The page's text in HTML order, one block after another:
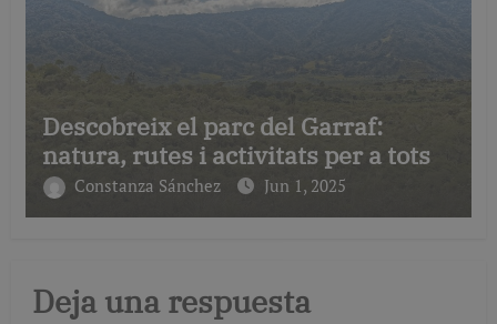
Descobreix el parc del Garraf:
natura, rutes i activitats per a tots
Constanza Sánchez Jun 1, 2025
Deja una respuesta